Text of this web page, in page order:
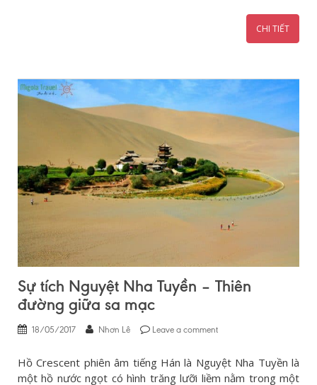
CHI TIẾT
Sự tích Nguyệt Nha Tuyền – Thiên
đường giữa sa mạc
18/05/2017 Nhơn Lê Leave a comment
Hồ Crescent phiên âm tiếng Hán là Nguyệt Nha Tuyền là
một hồ nước ngọt có hình trăng lưỡi liềm nằm trong một